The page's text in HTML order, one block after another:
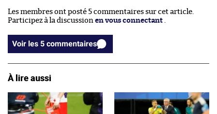
Les membres ont posté 5 commentaires sur cet article.
Participez à la discussion en vous connectant
Voir les 5 commentaires
À lire aussi